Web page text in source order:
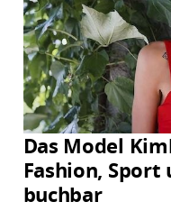
Das Model
Fashion,
buchbar